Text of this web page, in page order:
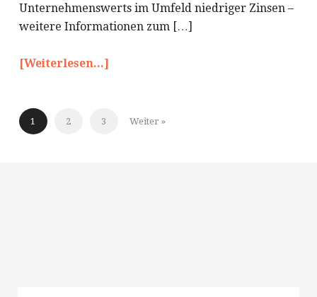
Unternehmenswerts im Umfeld niedriger Zinsen –
weitere Informationen zum […]
[Weiterlesen...]
1 2 3 Weiter »